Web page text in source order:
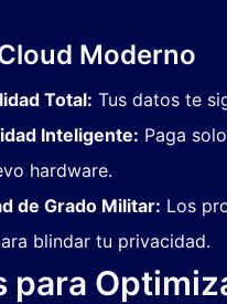
Moderno
Total: Tus datos te
Inteligente: Paga
hardware.
de Grado Militar: Los
blindar tu privacidad.
para